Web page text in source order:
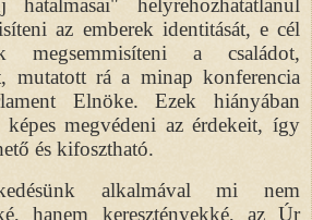
helyrehozhatatlanul
az emberek identitását, e cél
megsemmisíteni a családot,
mutatott rá a minap konferencia
Elnöke. Ezek hiányában
megvédeni az érdekeit, így
és kifosztható.
alkalmával mi nem
hanem keresztényekké, az Úr